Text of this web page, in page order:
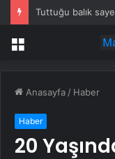
Tuttuğu balık
Menü
Anasayfa / Haber
Haber
20